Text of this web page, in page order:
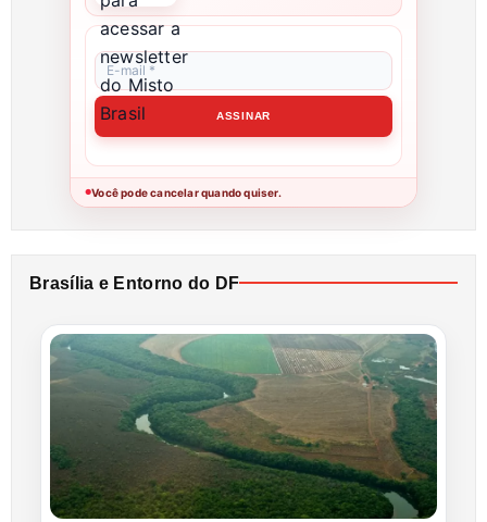
●Você pode cancelar quando quiser.
Brasília e Entorno do DF